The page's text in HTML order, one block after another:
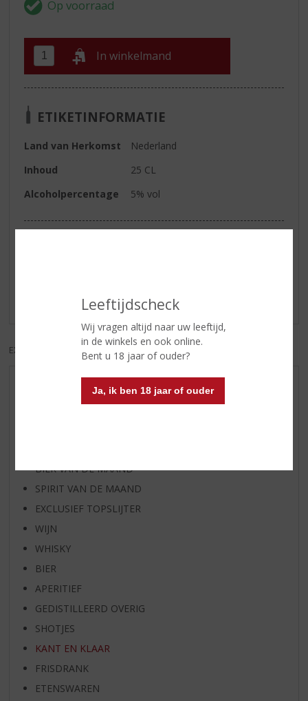
Leeftijdscheck
Wij vragen altijd naar uw leeftijd,
in de winkels en ook online.
Bent u 18 jaar of ouder?
Ja, ik ben 18 jaar of ouder
In winkelmand
ETIKETINFORMATIE
Land van Herkomst
Nederland
Inhoud
25 CL
Alcoholpercentage
5% vol
Er zijn nog geen reviews geplaatst voor dit product
EXCL. BTW INCL. BTW
AANBIEDINGEN
WIJN VAN DE MAAND
BIER VAN DE MAAND
SPIRIT VAN DE MAAND
EXCLUSIEF TOPSLIJTER
WIJN
WHISKY
BIER
APERITIEF
GEDISTILLEERD OVERIG
SHOTJES
KANT EN KLAAR
FRISDRANK
ETENSWAREN